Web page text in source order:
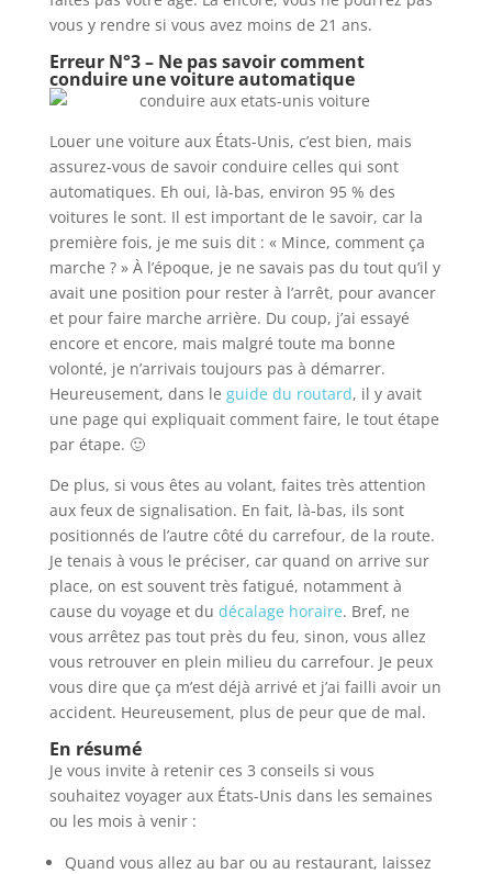
vous y rendre si vous avez moins de 21 ans.
Erreur N°3 – Ne pas savoir comment
conduire une voiture automatique
Louer une voiture aux États-Unis, c’est bien, mais
assurez-vous de savoir conduire celles qui sont
automatiques. Eh oui, là-bas, environ 95 % des
voitures le sont. Il est important de le savoir, car la
première fois, je me suis dit : « Mince, comment ça
marche ? » À l’époque, je ne savais pas du tout qu’il y
avait une position pour rester à l’arrêt, pour avancer
et pour faire marche arrière. Du coup, j’ai essayé
encore et encore, mais malgré toute ma bonne
volonté, je n’arrivais toujours pas à démarrer.
Heureusement, dans le guide du routard, il y avait
une page qui expliquait comment faire, le tout étape
par étape. 🙂
De plus, si vous êtes au volant, faites très attention
aux feux de signalisation. En fait, là-bas, ils sont
positionnés de l’autre côté du carrefour, de la route.
Je tenais à vous le préciser, car quand on arrive sur
place, on est souvent très fatigué, notamment à
cause du voyage et du décalage horaire. Bref, ne
vous arrêtez pas tout près du feu, sinon, vous allez
vous retrouver en plein milieu du carrefour. Je peux
vous dire que ça m’est déjà arrivé et j’ai failli avoir un
accident. Heureusement, plus de peur que de mal.
En résumé
Je vous invite à retenir ces 3 conseils si vous
souhaitez voyager aux États-Unis dans les semaines
ou les mois à venir :
Quand vous allez au bar ou au restaurant, laissez